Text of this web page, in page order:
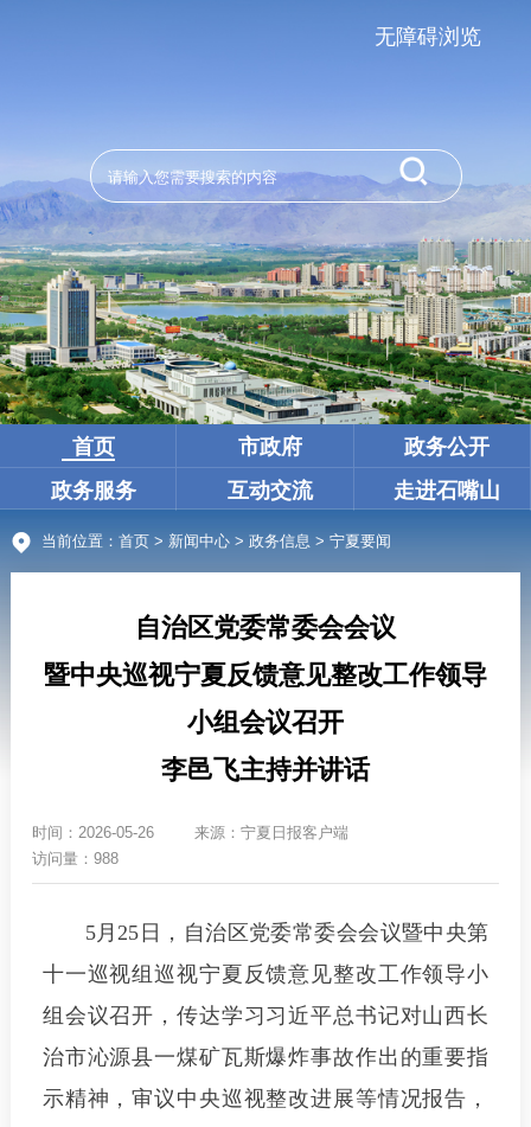
无障碍浏览
首页 市政府
政务公开
政务服务
互动交流 走进石嘴山
当前位置： 首页> 新闻中心> 政务信息 > 宁夏要闻
自治区党委常委会会议
暨中央巡视宁夏反馈意见整改工作领导
小组会议召开
李邑飞主持并讲话
时间： 2026-05-26 来源： 宁夏日报客户端
访问量：988
5月25日，自治区党委常委会会议暨中央第
十一巡视组巡视宁夏反馈意见整改工作领导小
组会议召开，传达学习习近平总书记对山西长
治市沁源县一煤矿瓦斯爆炸事故作出的重要指
示精神，审议中央巡视整改进展等情况报告，